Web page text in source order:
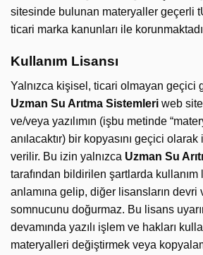
sitesinde bulunan materyaller geçerli
ticari marka kanunları ile
Kullanım Lisansı
Yalnızca kişisel, ticari olmayan geçici
Uzman Su Arıtma Sistemleri web
ve/veya yazılımın (işbu metinde
anılacaktır) bir kopyasını geçici
verilir. Bu izin yalnızca Uzman Su
tarafından bildirilen şartlarda kullanım
anlamına gelip, diğer lisansların devri
somnucunu doğurmaz. Bu lisans
devamında yazılı işlem ve hakları
materyalleri değiştirmek veya